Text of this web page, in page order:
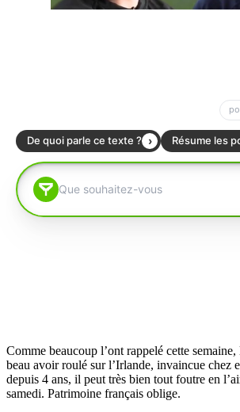
Comme beaucoup l’ont rappelé cette semaine,
beau avoir roulé sur l’Irlande, invaincue chez
depuis 4 ans, il peut très bien tout foutre en
samedi. Patrimoine français oblige.